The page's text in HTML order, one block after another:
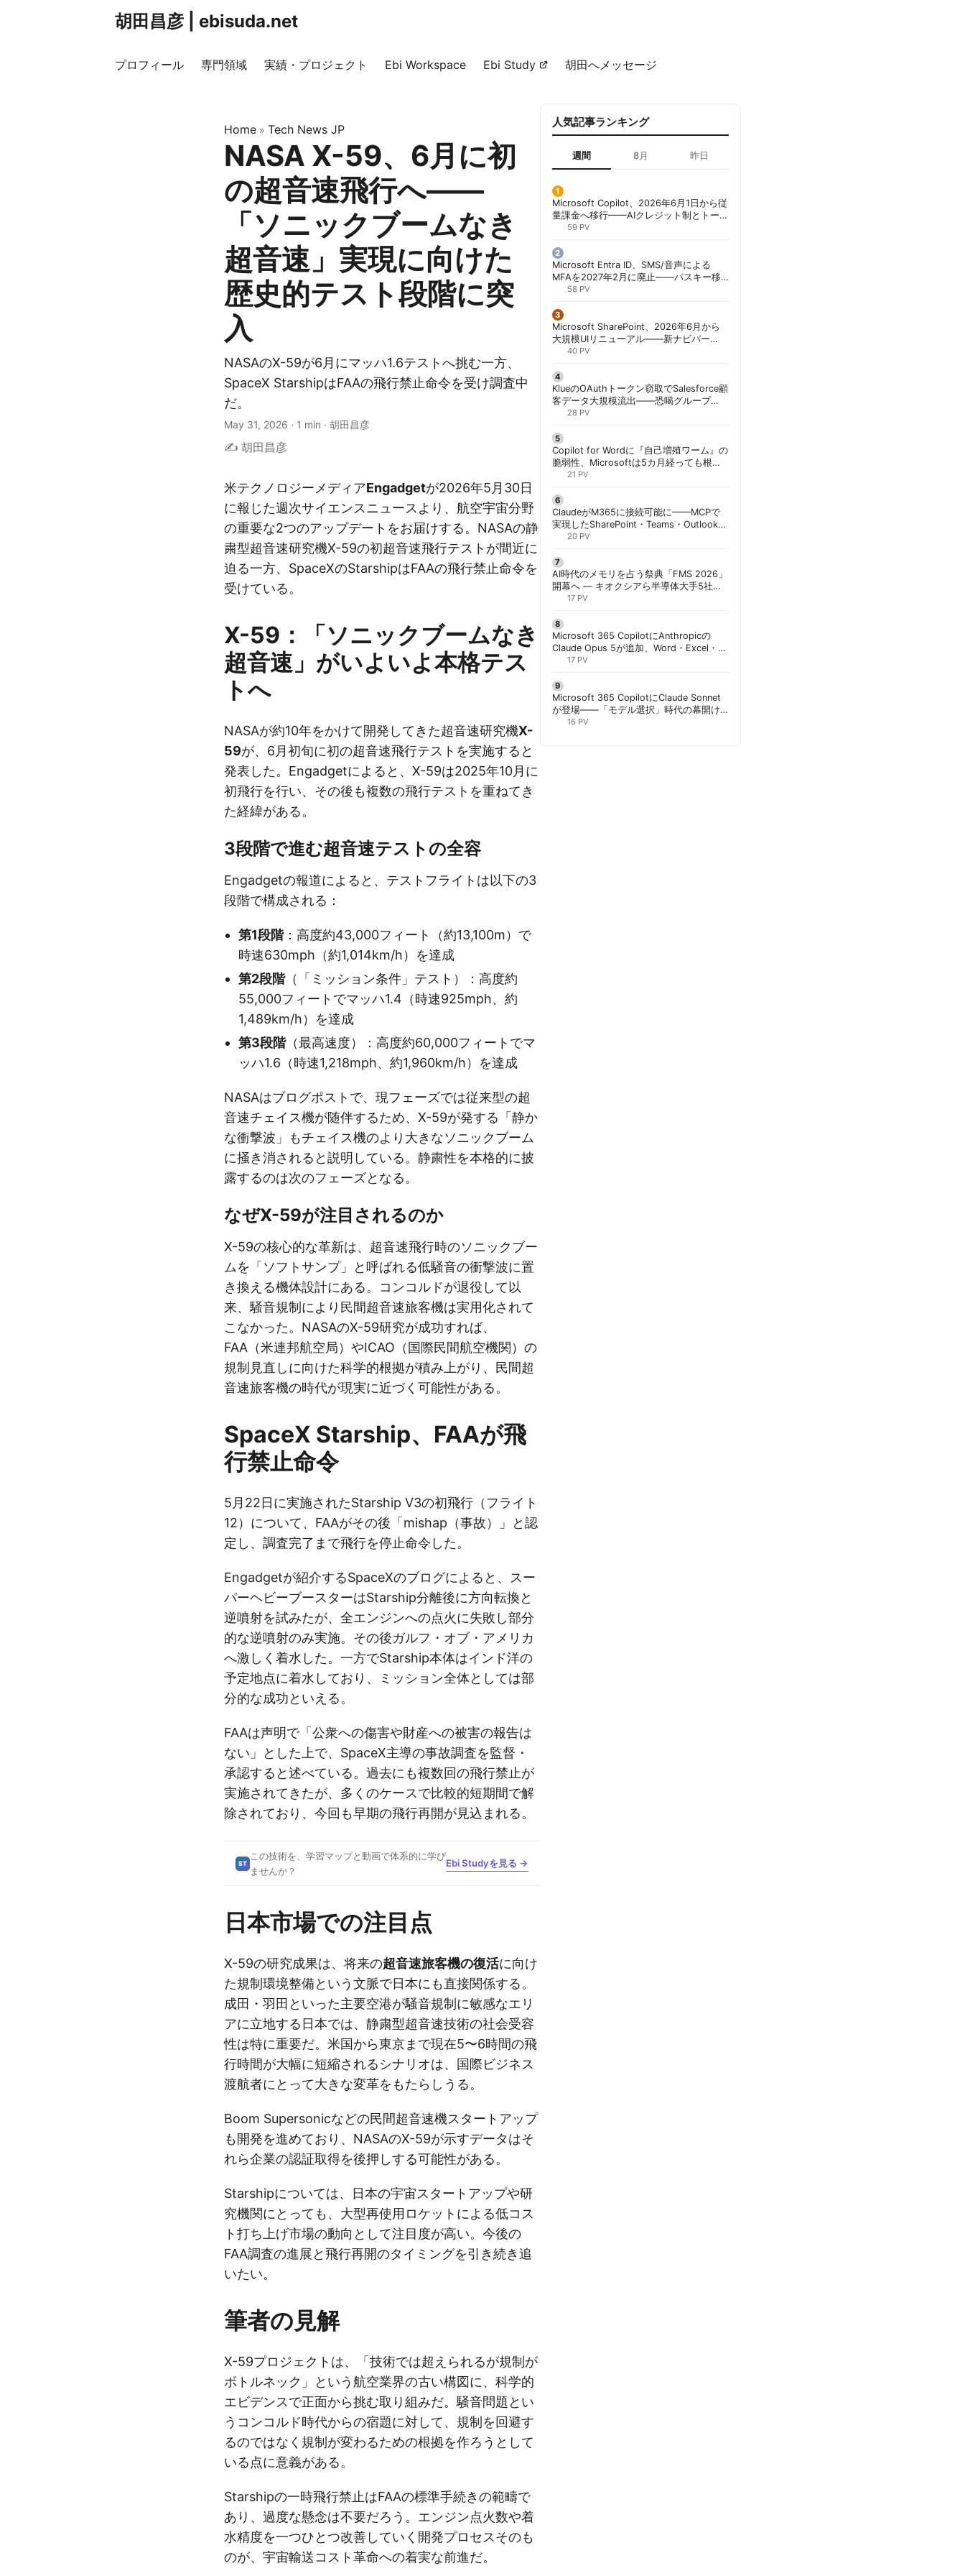
胡田昌彦 | ebisuda.net
プロフィール 専門領域 実績・プロジェクト Ebi Workspace Ebi Study 胡田へメッセージ
Home » Tech News JP
NASA X-59、6月に初
の超音速飛行へ——
「ソニックブームなき
超音速」実現に向けた
歴史的テスト段階に突
入
NASAのX-59が6月にマッハ1.6テストへ挑む一方、
SpaceX StarshipはFAAの飛行禁止命令を受け調査中
だ。
May 31, 2026 · 1 min · 胡田昌彦
✍️ 胡田昌彦
米テクノロジーメディアEngadgetが2026年5月30日
に報じた週次サイエンスニュースより、航空宇宙分野
の重要な2つのアップデートをお届けする。NASAの静
粛型超音速研究機X-59の初超音速飛行テストが間近に
迫る一方、SpaceXのStarshipはFAAの飛行禁止命令を
受けている。
X-59：「ソニックブームなき
超音速」がいよいよ本格テス
トへ
NASAが約10年をかけて開発してきた超音速研究機X-
59が、6月初旬に初の超音速飛行テストを実施すると
発表した。Engadgetによると、X-59は2025年10月に
初飛行を行い、その後も複数の飛行テストを重ねてき
た経緯がある。
3段階で進む超音速テストの全容
Engadgetの報道によると、テストフライトは以下の3
段階で構成される：
第1段階：高度約43,000フィート（約13,100m）で
時速630mph（約1,014km/h）を達成
第2段階（「ミッション条件」テスト）：高度約
55,000フィートでマッハ1.4（時速925mph、約
1,489km/h）を達成
第3段階（最高速度）：高度約60,000フィートでマ
ッハ1.6（時速1,218mph、約1,960km/h）を達成
NASAはブログポストで、現フェーズでは従来型の超
音速チェイス機が随伴するため、X-59が発する「静か
な衝撃波」もチェイス機のより大きなソニックブーム
に掻き消されると説明している。静粛性を本格的に披
露するのは次のフェーズとなる。
なぜX-59が注目されるのか
X-59の核心的な革新は、超音速飛行時のソニックブー
ムを「ソフトサンプ」と呼ばれる低騒音の衝撃波に置
き換える機体設計にある。コンコルドが退役して以
来、騒音規制により民間超音速旅客機は実用化されて
こなかった。NASAのX-59研究が成功すれば、
FAA（米連邦航空局）やICAO（国際民間航空機関）の
規制見直しに向けた科学的根拠が積み上がり、民間超
音速旅客機の時代が現実に近づく可能性がある。
SpaceX Starship、FAAが飛
行禁止命令
5月22日に実施されたStarship V3の初飛行（フライト
12）について、FAAがその後「mishap（事故）」と認
定し、調査完了まで飛行を停止命令した。
Engadgetが紹介するSpaceXのブログによると、スー
パーヘビーブースターはStarship分離後に方向転換と
逆噴射を試みたが、全エンジンへの点火に失敗し部分
的な逆噴射のみ実施。その後ガルフ・オブ・アメリカ
へ激しく着水した。一方でStarship本体はインド洋の
予定地点に着水しており、ミッション全体としては部
分的な成功といえる。
FAAは声明で「公衆への傷害や財産への被害の報告は
ない」とした上で、SpaceX主導の事故調査を監督・
承認すると述べている。過去にも複数回の飛行禁止が
実施されてきたが、多くのケースで比較的短期間で解
除されており、今回も早期の飛行再開が見込まれる。
ST
この技術を、学習マップと動画で体系的に学び
ませんか？
Ebi Studyを見る →
日本市場での注目点
X-59の研究成果は、将来の超音速旅客機の復活に向け
た規制環境整備という文脈で日本にも直接関係する。
成田・羽田といった主要空港が騒音規制に敏感なエリ
アに立地する日本では、静粛型超音速技術の社会受容
性は特に重要だ。米国から東京まで現在5〜6時間の飛
行時間が大幅に短縮されるシナリオは、国際ビジネス
渡航者にとって大きな変革をもたらしうる。
Boom Supersonicなどの民間超音速機スタートアップ
も開発を進めており、NASAのX-59が示すデータはそ
れら企業の認証取得を後押しする可能性がある。
Starshipについては、日本の宇宙スタートアップや研
究機関にとっても、大型再使用ロケットによる低コス
ト打ち上げ市場の動向として注目度が高い。今後の
FAA調査の進展と飛行再開のタイミングを引き続き追
いたい。
筆者の見解
X-59プロジェクトは、「技術では超えられるが規制が
ボトルネック」という航空業界の古い構図に、科学的
エビデンスで正面から挑む取り組みだ。騒音問題とい
うコンコルド時代からの宿題に対して、規制を回避す
るのではなく規制が変わるための根拠を作ろうとして
いる点に意義がある。
Starshipの一時飛行禁止はFAAの標準手続きの範疇で
あり、過度な懸念は不要だろう。エンジン点火数や着
水精度を一つひとつ改善していく開発プロセスそのも
のが、宇宙輸送コスト革命への着実な前進だ。
人気記事ランキング
週間 8月 昨日
Microsoft Copilot、2026年6月1日から従
量課金へ移行——AIクレジット制とトーク
ンコストで「メーターショック」を回避
59 PV
Microsoft Entra ID、SMS/音声による
MFAを2027年2月に廃止——パスキー移
行が既定に | 胡田昌彦
58 PV
Microsoft SharePoint、2026年6月から
大規模UIリニューアル——新ナビバー
「Discover/Publish/Build」とAI機能を段
40 PV
KlueのOAuthトークン窃取でSalesforce顧
客データ大規模流出——恐喝グループ
「Icarus」が犯行声明 | 胡田昌彦
28 PV
Copilot for Wordに『自己増殖ワーム』の
脆弱性、Microsoftは5カ月経っても根本
対策できず | 胡田昌彦
21 PV
ClaudeがM365に接続可能に——MCPで
実現したSharePoint・Teams・Outlook連
携、セキュリティと実務への影響を読み
20 PV
AI時代のメモリを占う祭典「FMS 2026」
開幕へ ― キオクシアら半導体大手5社が
基調講演に集結 | 胡田昌彦
17 PV
Microsoft 365 CopilotにAnthropicの
Claude Opus 5が追加、Word・Excel・
PowerPointで選択可能に | 胡田昌彦
17 PV
Microsoft 365 CopilotにClaude Sonnet
が登場——「モデル選択」時代の幕開け
と管理者が知るべき注意点 | 胡田昌彦
16 PV